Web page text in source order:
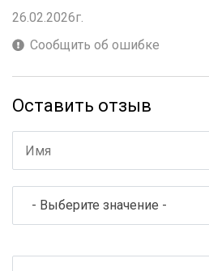
26.02.2026г.
Сообщить об ошибке
Оставить отзыв
- Выберите значение -